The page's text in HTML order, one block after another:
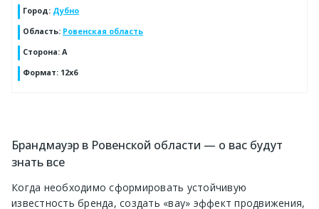
Город: Дубно
Область: Ровенская область
Сторона: А
Формат: 12х6
Брандмауэр в Ровенской области — о вас будут
знать все
Когда необходимо сформировать устойчивую
известность бренда, создать «вау» эффект продвижения,